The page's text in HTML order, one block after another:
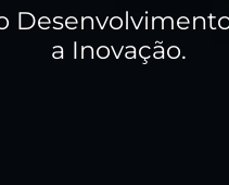
a Inovação.